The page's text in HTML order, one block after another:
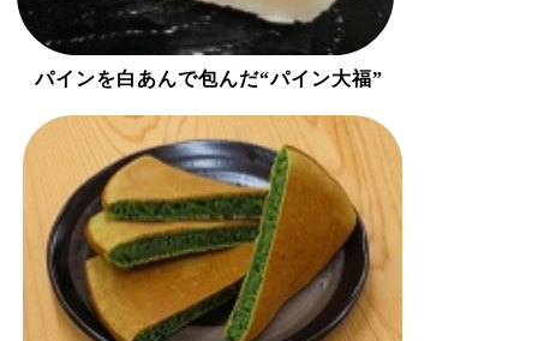
パインを白あんで包んだ“パイン大福”